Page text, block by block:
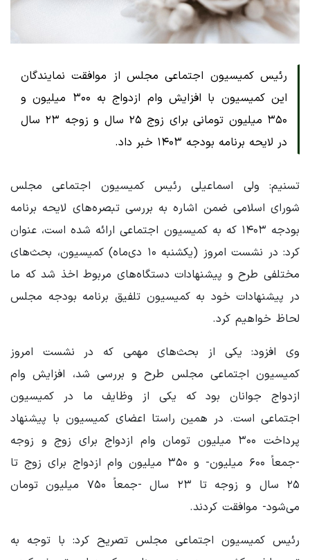
رئیس کمیسیون اجتماعی مجلس از موافقت نمایندگان
این کمیسیون با افزایش وام ازدواج به ۳۰۰ میلیون و
۳۵۰ میلیون تومانی برای زوج ۲۵ سال و زوجه ۲۳ سال
در لایحه برنامه بودجه ۱۴۰۳ خبر داد.
تسنیم: ولی اسماعیلی رئیس کمیسیون اجتماعی مجلس
شورای اسلامی ضمن اشاره به بررسی تبصره‌های لایحه برنامه
بودجه ۱۴۰۳ که به کمیسیون اجتماعی ارائه شده است، عنوان
کرد: در نشست امروز (یکشنبه ۱۰ دی‌ماه) کمیسیون، بحث‌های
مختلفی طرح و پیشنهادات دستگاه‌های مربوط اخذ شد که ما
در پیشنهادات خود به کمیسیون تلفیق برنامه بودجه مجلس
لحاظ خواهیم کرد.
وی افزود: یکی از بحث‌های مهمی که در نشست امروز
کمیسیون اجتماعی مجلس طرح و بررسی شد، افزایش وام
ازدواج جوانان بود که یکی از وظایف ما در کمیسیون
اجتماعی است. در همین راستا اعضای کمیسیون با پیشنهاد
پرداخت ۳۰۰ میلیون تومان وام ازدواج برای زوج و زوجه
-جمعاً ۶۰۰ میلیون- و ۳۵۰ میلیون وام ازدواج برای زوج تا
۲۵ سال و زوجه تا ۲۳ سال -جمعاً ۷۵۰ میلیون تومان
می‌شود- موافقت کردند.
رئیس کمیسیون اجتماعی مجلس تصریح کرد: با توجه به